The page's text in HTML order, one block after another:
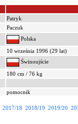
Patryk
Paczuk
Polska
10 września 1996 (29 lat)
Świnoujście
180 cm / 76 kg
pomocnik
2017/18 2018/19 2019/20